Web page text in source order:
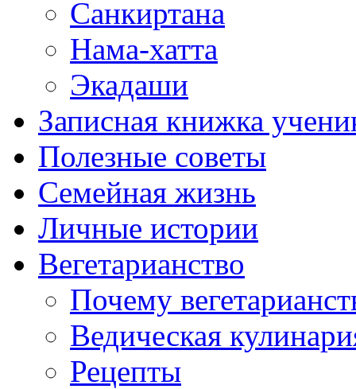
Санкиртана
Нама-хатта
Экадаши
Записная книжка
Полезные советы
Семейная жизнь
Личные истории
Вегетарианство
Почему
Ведическая
Рецепты